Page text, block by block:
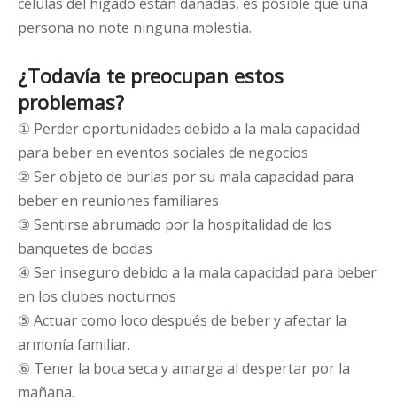
persona no note ninguna molestia.
¿Todavía te preocupan estos
problemas?
① Perder oportunidades debido a la mala capacidad
para beber en eventos sociales de negocios
② Ser objeto de burlas por su mala capacidad para
beber en reuniones familiares
③ Sentirse abrumado por la hospitalidad de los
banquetes de bodas
④ Ser inseguro debido a la mala capacidad para beber
en los clubes nocturnos
⑤ Actuar como loco después de beber y afectar la
armonía familiar.
⑥ Tener la boca seca y amarga al despertar por la
mañana.